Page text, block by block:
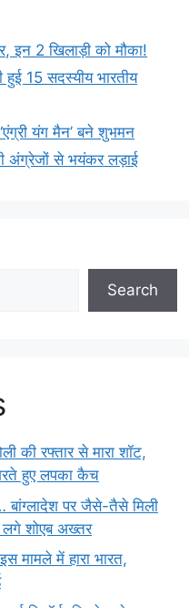
इन 2 खिलाड़ी को मौका!
15 सदस्यीय भारतीय
यंग मैन’ बने शुभमन
अंग्रेजों से भयंकर लड़ाई
Search
की रफ्तार से मारा शॉट,
हुए लपका कैच
पर जैसे-तैसे मिली
लगे शोएब अख्तर
मामले में हारा भारत,